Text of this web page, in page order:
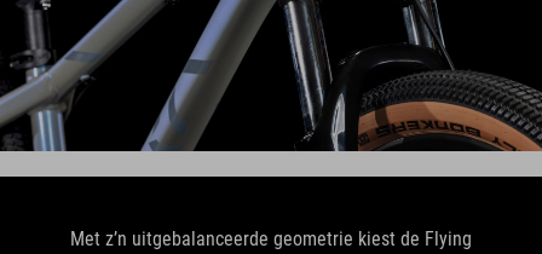
Met z’n uitgebalanceerde geometrie kiest de Flying